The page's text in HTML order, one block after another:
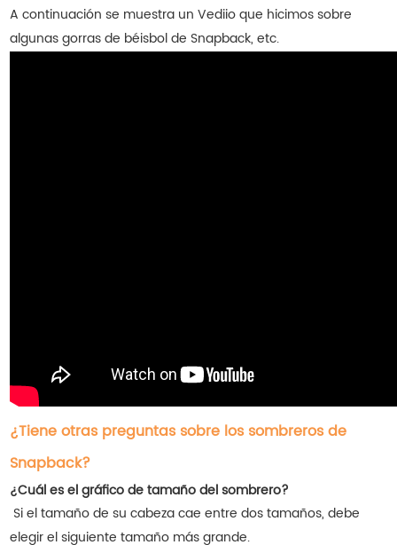
A continuación se muestra un Vediio que hicimos sobre
algunas gorras de béisbol de Snapback, etc.
¿Tiene otras preguntas sobre los sombreros de
Snapback?
¿Cuál es el gráfico de tamaño del sombrero?
Si el tamaño de su cabeza cae entre dos tamaños, debe
elegir el siguiente tamaño más grande.